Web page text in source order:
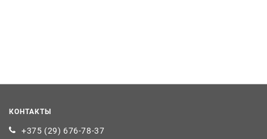
КОНТАКТЫ
+375 (29) 676-78-37